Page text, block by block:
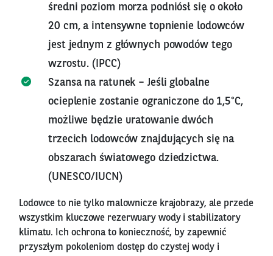
średni poziom morza podniósł się o około
20 cm, a intensywne topnienie lodowców
jest jednym z głównych powodów tego
wzrostu. (IPCC)
Szansa na ratunek – Jeśli globalne
ocieplenie zostanie ograniczone do 1,5°C,
możliwe będzie uratowanie dwóch
trzecich lodowców znajdujących się na
obszarach światowego dziedzictwa.
(UNESCO/IUCN)
Lodowce to nie tylko malownicze krajobrazy, ale przede
wszystkim kluczowe rezerwuary wody i stabilizatory
klimatu. Ich ochrona to konieczność, by zapewnić
przyszłym pokoleniom dostęp do czystej wody i